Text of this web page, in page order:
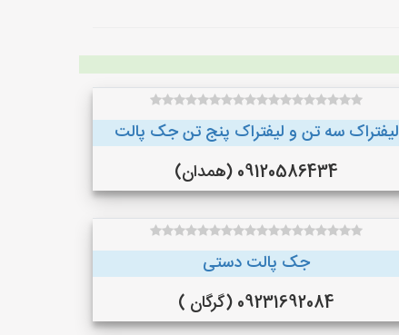
لیفتراک سه تن و لیفتراک پنج تن جک پالت
09120586434 (همدان)
جک پالت دستی
09231692084 (گرگان )